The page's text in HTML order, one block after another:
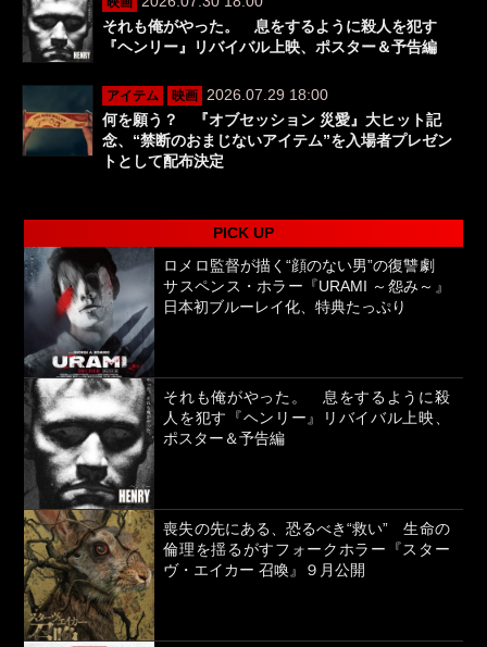
それも俺がやった。 息をするように殺人を犯す
『ヘンリー』リバイバル上映、ポスター＆予告編
アイテム 映画
2026.07.29 18:00
何を願う？ 『オブセッション 災愛』大ヒット記
念、“禁断のおまじないアイテム”を入場者プレゼン
トとして配布決定
PICK UP
ロメロ監督が描く“顔のない男”の復讐劇
サスペンス・ホラー『URAMI ～怨み～』
日本初ブルーレイ化、特典たっぷり
それも俺がやった。 息をするように殺
人を犯す『ヘンリー』リバイバル上映、
ポスター＆予告編
喪失の先にある、恐るべき“救い” 生命の
倫理を揺るがすフォークホラー『スター
ヴ・エイカー 召喚』９月公開